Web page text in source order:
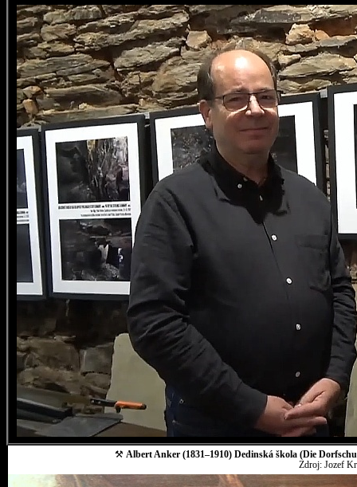
⚒ Albert Anker (1831–1910) Dedinská škola (Die
Zdroj: Jozef